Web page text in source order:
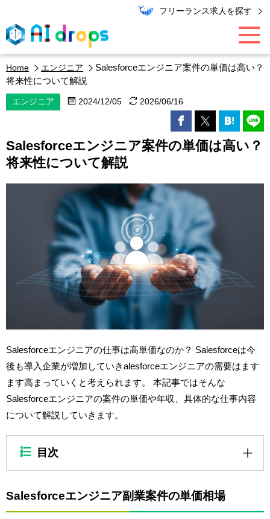
フリーランス求人を探す
AI / データ領域
エンジニア
エキスパート・コラム
Home エンジニア
Salesforceエンジニア案件の単価は高い？
将来性について解説
エンジニア 2024/12/05 2026/06/16
Salesforceエンジニア案件の単価は高い？
将来性について解説
Salesforceエンジニアの仕事は高単価なのか？ Salesforceは今
後も導入企業が増加していきalesforceエンジニアの需要はます
ます高まっていくと考えられます。 本記事ではそんな
Salesforceエンジニアの案件の単価や年収、具体的な仕事内容
について解説していきます。
目次
Salesforceエンジニア副業案件の単価相場